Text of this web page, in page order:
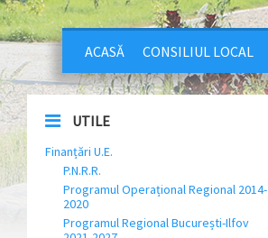
ACASĂ CONSILIUL LOCAL
UTILE
Finanțări U.E.
P.N.R.R.
Programul Operațional Regional 2014-
2020
Programul Regional București-Ilfov